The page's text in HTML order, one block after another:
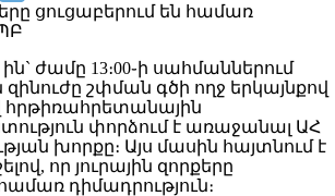
ժամը 13։00֊ի սահմաններում
շփման գծի ողջ երկայնքով
հրթիռահրետանային
փորձում է առաջանալ ԱՀ
խորքը։ Այս մասին հայտնում է
որ յուրային զորքերը
դիմադրություն։